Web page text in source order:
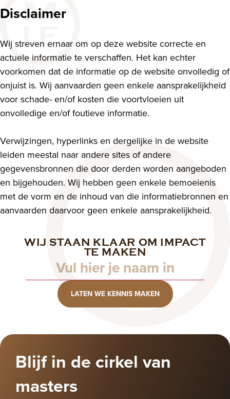
Disclaimer
Wij streven ernaar om op deze website correcte en
actuele informatie te verschaffen. Het kan echter
voorkomen dat de informatie op de website onvolledig of
onjuist is. Wij aanvaarden geen enkele aansprakelijkheid
voor schade- en/of kosten die voortvloeien uit
onvolledige en/of foutieve informatie.
Verwijzingen, hyperlinks en dergelijke in de website
leiden meestal naar andere sites of andere
gegevensbronnen die door derden worden aangeboden
en bijgehouden. Wij hebben geen enkele bemoeienis
met de vorm en de inhoud van die informatiebronnen en
aanvaarden daarvoor geen enkele aansprakelijkheid.
WIJ STAAN KLAAR OM IMPACT
TE MAKEN
Naam
LATEN WE KENNIS MAKEN
Blijf in de cirkel van
masters